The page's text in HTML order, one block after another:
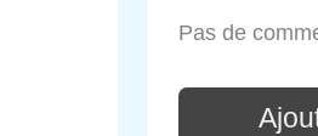
Pas de